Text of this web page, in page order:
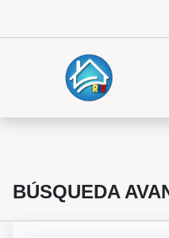
BÚSQUEDA